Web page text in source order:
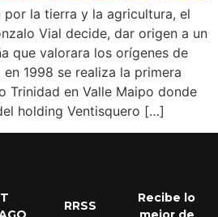
por la tierra y la agricultura, el
Vial decide, dar origen a un
que valorara los orígenes de
en 1998 se realiza la primera
Trinidad en Valle Maipo donde
holding Ventisquero […]
RRSS
Recibe lo